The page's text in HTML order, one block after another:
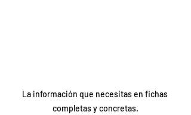
La información que necesitas en fichas
completas y concretas.